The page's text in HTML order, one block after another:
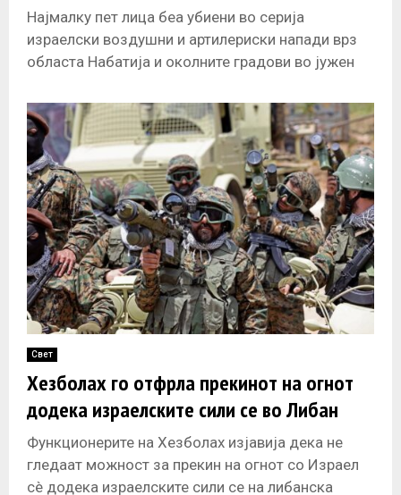
Најмалку пет лица беа убиени во серија
израелски воздушни и артилериски напади врз
областа Набатија и околните градови во јужен
Свет
Хезболах го отфрла прекинот на огнот
додека израелските сили се во Либан
Функционерите на Хезболах изјавија дека не
гледаат можност за прекин на огнот со Израел
сè додека израелските сили се на либанска